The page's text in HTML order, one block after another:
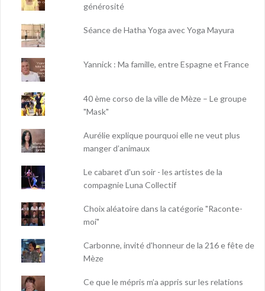
générosité
Séance de Hatha Yoga avec Yoga Mayura
Yannick : Ma famille, entre Espagne et France
40 ème corso de la ville de Mèze – Le groupe
"Mask"
Aurélie explique pourquoi elle ne veut plus
manger d’animaux
Le cabaret d'un soir - les artistes de la
compagnie Luna Collectif
Choix aléatoire dans la catégorie "Raconte-
moi"
Carbonne, invité d'honneur de la 216 e fête de
Mèze
Ce que le mépris m’a appris sur les relations